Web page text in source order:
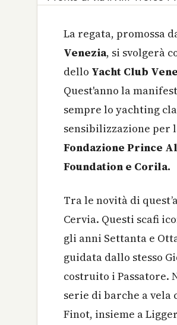
La regata, promossa
Venezia, si svolgerà
dello Yacht Club
Quest'anno la
sempre lo yachting
sensibilizzazione per
Fondazione Prince
Foundation e Corila.
Tra le novità di
Cervia. Questi scafi
gli anni Settanta e
guidata dallo stesso
costruito i Passatore.
serie di barche a
Finot, insieme a